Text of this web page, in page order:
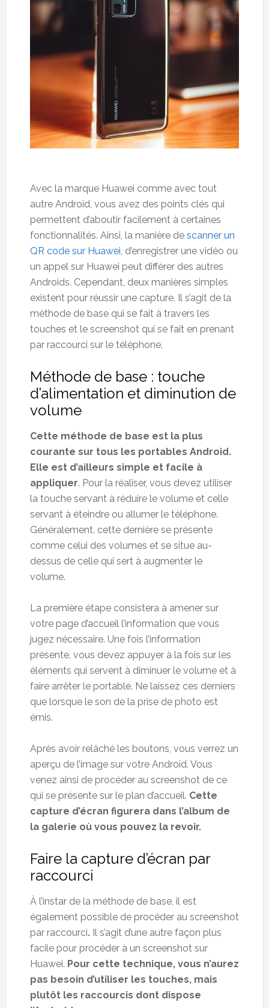
Avec la marque Huawei comme avec tout
autre Android, vous avez des points clés qui
permettent d’aboutir facilement à certaines
fonctionnalités. Ainsi, la manière de scanner un
QR code sur Huawei, d’enregistrer une vidéo ou
un appel sur Huawei peut différer des autres
Androids. Cependant, deux manières simples
existent pour réussir une capture. Il s’agit de la
méthode de base qui se fait à travers les
touches et le screenshot qui se fait en prenant
par raccourci sur le téléphone.
Méthode de base : touche
d’alimentation et diminution de
volume
Cette méthode de base est la plus
courante sur tous les portables Android.
Elle est d’ailleurs simple et facile à
appliquer. Pour la réaliser, vous devez utiliser
la touche servant à réduire le volume et celle
servant à éteindre ou allumer le téléphone.
Généralement, cette dernière se présente
comme celui des volumes et se situe au-
dessus de celle qui sert à augmenter le
volume.
La première étape consistera à amener sur
votre page d’accueil l’information que vous
jugez nécessaire. Une fois l’information
présente, vous devez appuyer à la fois sur les
éléments qui servent à diminuer le volume et à
faire arrêter le portable. Ne laissez ces derniers
que lorsque le son de la prise de photo est
émis.
Après avoir relâché les boutons, vous verrez un
aperçu de l’image sur votre Android. Vous
venez ainsi de procéder au screenshot de ce
qui se présente sur le plan d’accueil. Cette
capture d’écran figurera dans l’album de
la galerie où vous pouvez la revoir.
Faire la capture d’écran par
raccourci
À l’instar de la méthode de base, il est
également possible de procéder au screenshot
par raccourci. Il s’agit d’une autre façon plus
facile pour procéder à un screenshot sur
Huawei. Pour cette technique, vous n’aurez
pas besoin d’utiliser les touches, mais
plutôt les raccourcis dont dispose